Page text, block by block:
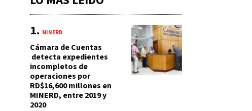
MINERD
Cámara de Cuentas
detecta expedientes
incompletos de
operaciones por
RD$16,600 millones en
MINERD, entre 2019 y
2020